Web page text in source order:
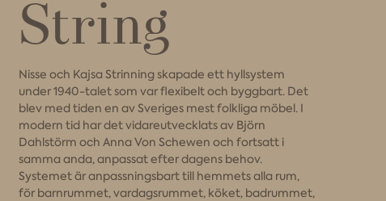
String
Nisse och Kajsa Strinning skapade ett hyllsystem
under 1940-talet som var flexibelt och byggbart. Det
blev med tiden en av Sveriges mest folkliga möbel. I
modern tid har det vidareutvecklats av Björn
Dahlstörm och Anna Von Schewen och fortsatt i
samma anda, anpassat efter dagens behov.
Systemet är anpassningsbart till hemmets alla rum,
för barnrummet, vardagsrummet, köket, badrummet,